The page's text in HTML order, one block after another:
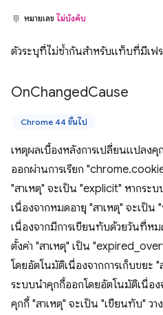
หมายเลข ไม่บังคับ
ตัวระบุที่ไม่ซ้ำกันสำหรับแท็บที่มีเฟ
OnChangedCause
Chrome 44 ขึ้นไป
เหตุผลเบื้องหลังการเปลี่ยนแปลง
ออกผ่านการเรียก
"สาเหตุ" จะเป็น "explicit" หากระ
เนื่องจากหมดอายุ "สาเหตุ" จะเป็น
เนื่องจากมีการเขียนทับด้วยวันที่ห
ตั้งค่า "สาเหตุ" เป็น
โดยอัตโนมัติเนื่องจากการเก็บขยะ
ระบบนำคุกกี้ออกโดยอัตโนมัติเนื่อ
คุกกี้ "สาเหตุ" จะเป็น "เขียนทับ" ว